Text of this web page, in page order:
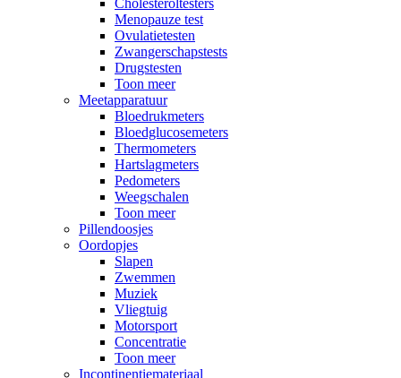
Menopauze test
Ovulatietesten
Zwangerschapstests
Drugstesten
Toon meer
Meetapparatuur
Bloedrukmeters
Bloedglucosemeters
Thermometers
Hartslagmeters
Pedometers
Weegschalen
Toon meer
Pillendoosjes
Oordopjes
Slapen
Zwemmen
Muziek
Vliegtuig
Motorsport
Concentratie
Toon meer
Incontinentiemateriaal